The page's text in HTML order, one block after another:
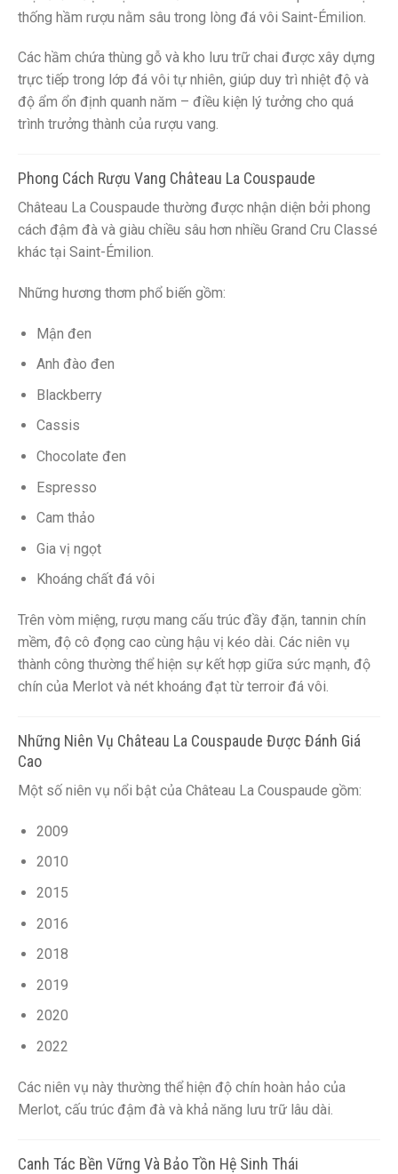
thống hầm rượu nằm sâu trong lòng đá vôi Saint-Émilion.
Các hầm chứa thùng gỗ và kho lưu trữ chai được xây dựng
trực tiếp trong lớp đá vôi tự nhiên, giúp duy trì nhiệt độ và
độ ẩm ổn định quanh năm – điều kiện lý tưởng cho quá
trình trưởng thành của rượu vang.
Phong Cách Rượu Vang Château La Couspaude
Château La Couspaude thường được nhận diện bởi phong
cách đậm đà và giàu chiều sâu hơn nhiều Grand Cru Classé
khác tại Saint-Émilion.
Những hương thơm phổ biến gồm:
Mận đen
Anh đào đen
Blackberry
Cassis
Chocolate đen
Espresso
Cam thảo
Gia vị ngọt
Khoáng chất đá vôi
Trên vòm miệng, rượu mang cấu trúc đầy đặn, tannin chín
mềm, độ cô đọng cao cùng hậu vị kéo dài. Các niên vụ
thành công thường thể hiện sự kết hợp giữa sức mạnh, độ
chín của Merlot và nét khoáng đạt từ terroir đá vôi.
Những Niên Vụ Château La Couspaude Được Đánh Giá
Cao
Một số niên vụ nổi bật của Château La Couspaude gồm:
2009
2010
2015
2016
2018
2019
2020
2022
Các niên vụ này thường thể hiện độ chín hoàn hảo của
Merlot, cấu trúc đậm đà và khả năng lưu trữ lâu dài.
Canh Tác Bền Vững Và Bảo Tồn Hệ Sinh Thái